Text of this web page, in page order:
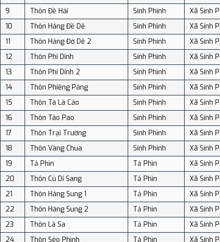
9
Thôn Đề Hái Sính Phình
Xã Sính
10
Thôn Háng Đề Dê Sính Phình
Xã Sính
11
Thôn Háng Đờ Dê 2 Sính Phình
Xã Sính
12
Thôn Phi Dinh Sính Phình
Xã Sính
13
Thôn Phi Dinh 2 Sính Phình
Xã Sính
14
Thôn Phiêng Páng Sính Phình
Xã Sính
15
Thôn Tà Là Cáo Sính Phình
Xã Sính
16
Thôn Tào Pao Sính Phình
Xã Sính
17
Thôn Trại Trường Sính Phình
Xã Sính
18
Thôn Vàng Chua Sính Phình
Xã Sính
19
Tả Phìn Tả Phìn
Xã Sính
20
Thôn Củ Dỉ Sang Tả Phìn
Xã Sính
21
Thôn Háng Sung 1 Tả Phìn
Xã Sính
22
Thôn Háng Sung 2 Tả Phìn
Xã Sính
23
Thôn Là Sa Tả Phìn
Xã Sính
24
Thôn Séo Phình Tả Phìn
Xã Sính